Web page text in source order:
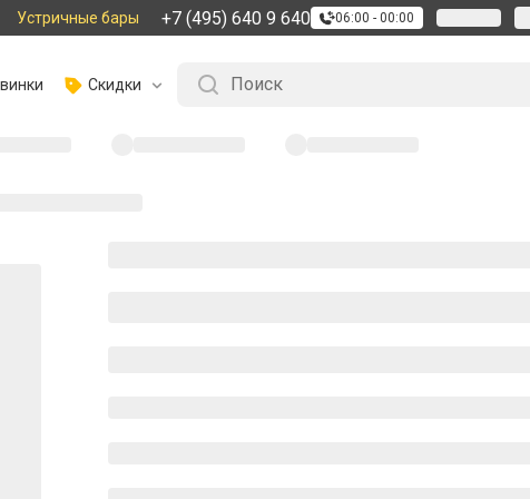
Устричные бары +7 (495) 640 9 640 06:00 - 00:00
Скидки